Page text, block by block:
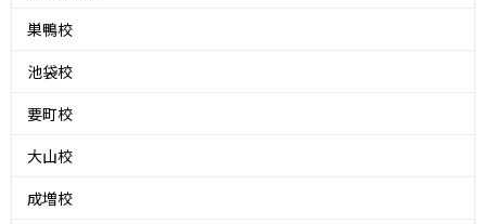
巣鴨校
池袋校
要町校
大山校
成増校